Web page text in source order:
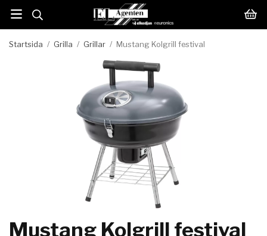
Startsida / Grilla / Grillar / Mustang Kolgrill festival
Mustang Kolgrill festival